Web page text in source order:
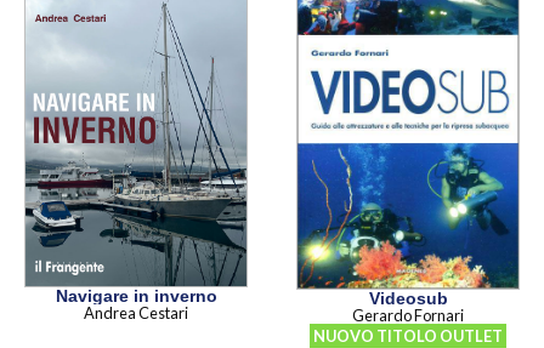
Navigare in inverno
Andrea Cestari
Videosub
Gerardo Fornari
NUOVO TITOLO OUTLET